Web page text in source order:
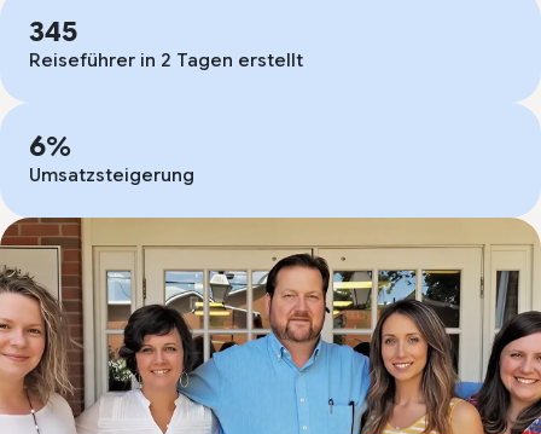
345
Reiseführer in 2 Tagen erstellt
6%
Umsatzsteigerung